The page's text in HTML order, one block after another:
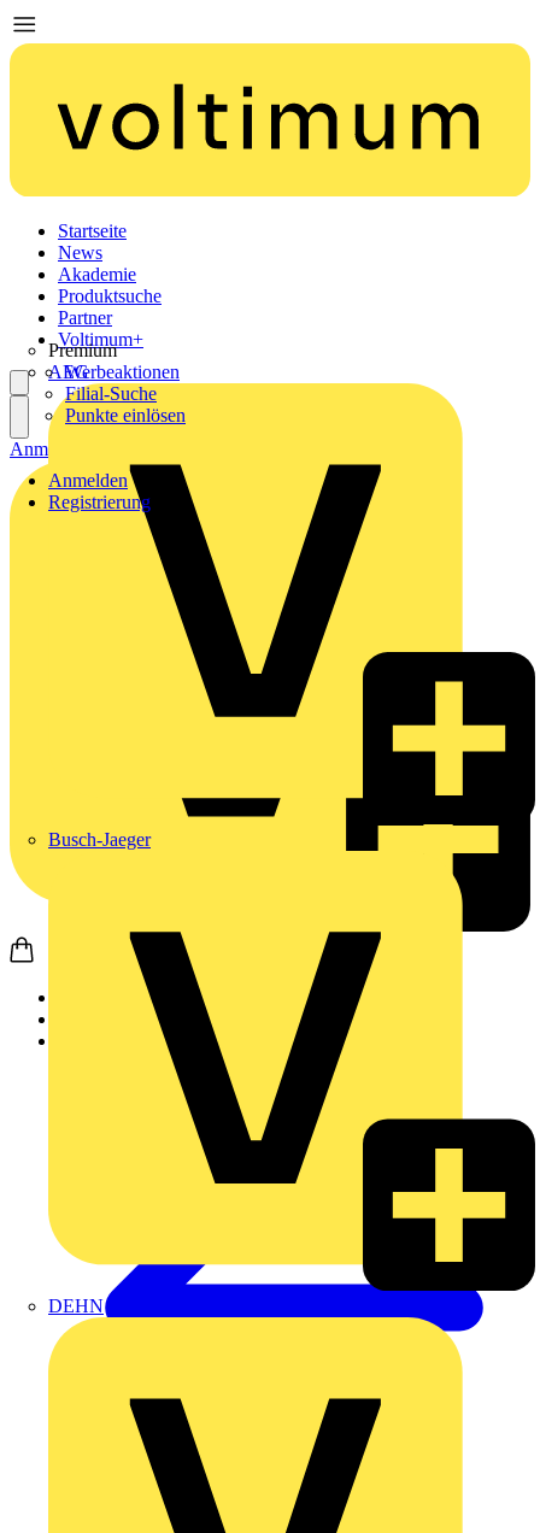
Startseite
News
Akademie
Produktsuche
Partner
Premium
AEG
Busch-Jaeger
DEHN
Voltimum+
Werbeaktionen
Filial-Suche
Punkte einlösen
Anmelden
Registrierung
Anmelden
Schneider Electric